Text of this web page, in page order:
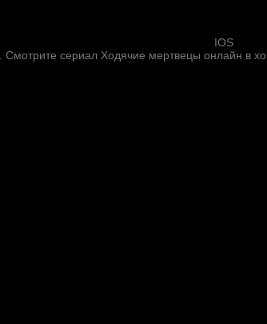
IOS
. Смотрите сериал Ходячие мертвецы онлайн в